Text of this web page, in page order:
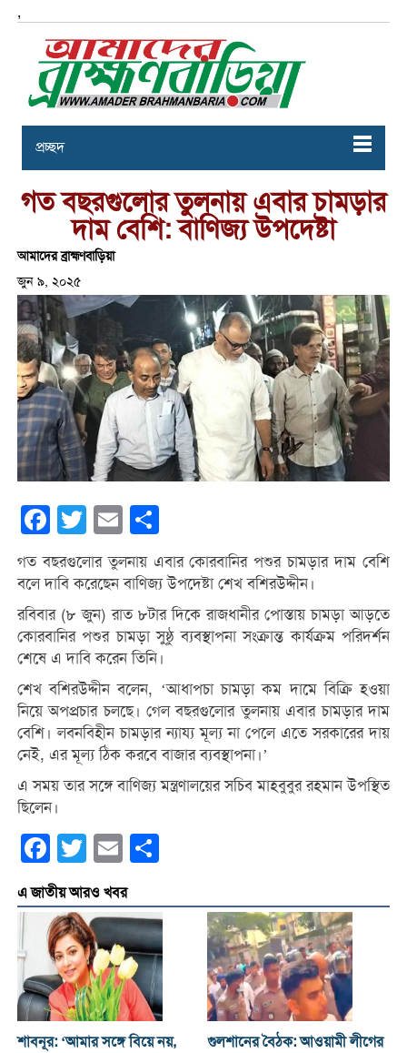
,
প্রচ্ছদ
গত বছরগুলোর তুলনায় এবার চামড়ার
দাম বেশি: বাণিজ্য উপদেষ্টা
আমাদের ব্রাহ্মণবাড়িয়া
জুন ৯, ২০২৫
Facebook
Twitter Email
গত বছরগুলোর তুলনায় এবার কোরবানির পশুর চামড়ার দাম বেশি
বলে দাবি করেছেন বাণিজ্য উপদেষ্টা শেখ বশিরউদ্দীন।
রবিবার (৮ জুন) রাত ৮টার দিকে রাজধানীর পোস্তায় চামড়া আড়তে
কোরবানির পশুর চামড়া সুষ্ঠু ব্যবস্থাপনা সংক্রান্ত কার্যক্রম পরিদর্শন
শেষে এ দাবি করেন তিনি।
শেখ বশিরউদ্দীন বলেন, ‘আধাপচা চামড়া কম দামে বিক্রি হওয়া
নিয়ে অপপ্রচার চলছে। গেল বছরগুলোর তুলনায় এবার চামড়ার দাম
বেশি। লবনবিহীন চামড়ার ন্যায্য মূল্য না পেলে এতে সরকারের দায়
নেই, এর মূল্য ঠিক করবে বাজার ব্যবস্থাপনা।’
এ সময় তার সঙ্গে বাণিজ্য মন্ত্রণালয়ের সচিব মাহবুবুর রহমান উপস্থিত
ছিলেন।
Facebook
Twitter Email
এ জাতীয় আরও খবর
শাবনূর: ‘আমার সঙ্গে বিয়ে নয়,
গুলশানের বৈঠক: আওয়ামী লীগের